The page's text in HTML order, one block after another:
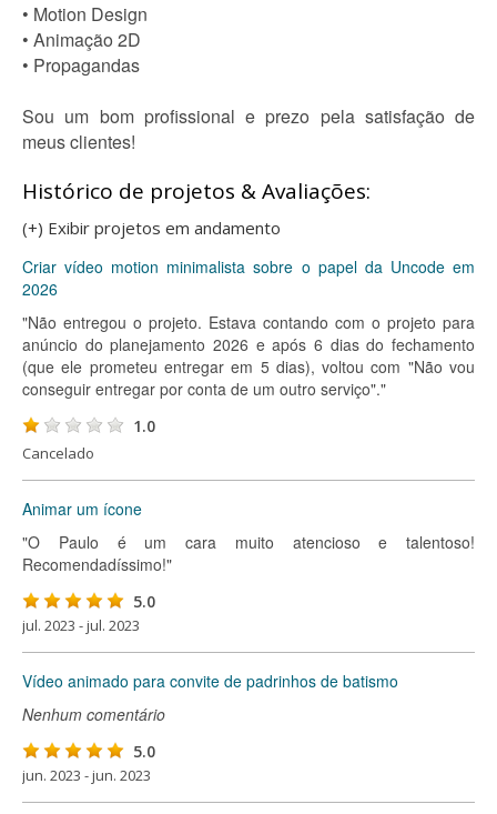
• Motion Design
• Animação 2D
• Propagandas
Sou um bom profissional e prezo pela satisfação de
meus clientes!
Histórico de projetos & Avaliações:
(+) Exibir projetos em andamento
Criar vídeo motion minimalista sobre o papel da Uncode em
2026
"Não entregou o projeto. Estava contando com o projeto para
anúncio do planejamento 2026 e após 6 dias do fechamento
(que ele prometeu entregar em 5 dias), voltou com "Não vou
conseguir entregar por conta de um outro serviço"."
1.0
Cancelado
Animar um ícone
"O Paulo é um cara muito atencioso e talentoso!
Recomendadíssimo!"
5.0
jul. 2023 - jul. 2023
Vídeo animado para convite de padrinhos de batismo
Nenhum comentário
5.0
jun. 2023 - jun. 2023